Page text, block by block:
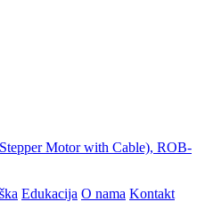
Motor with Cable), ROB-
Edukacija O nama Kontakt